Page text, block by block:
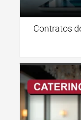
Contratos